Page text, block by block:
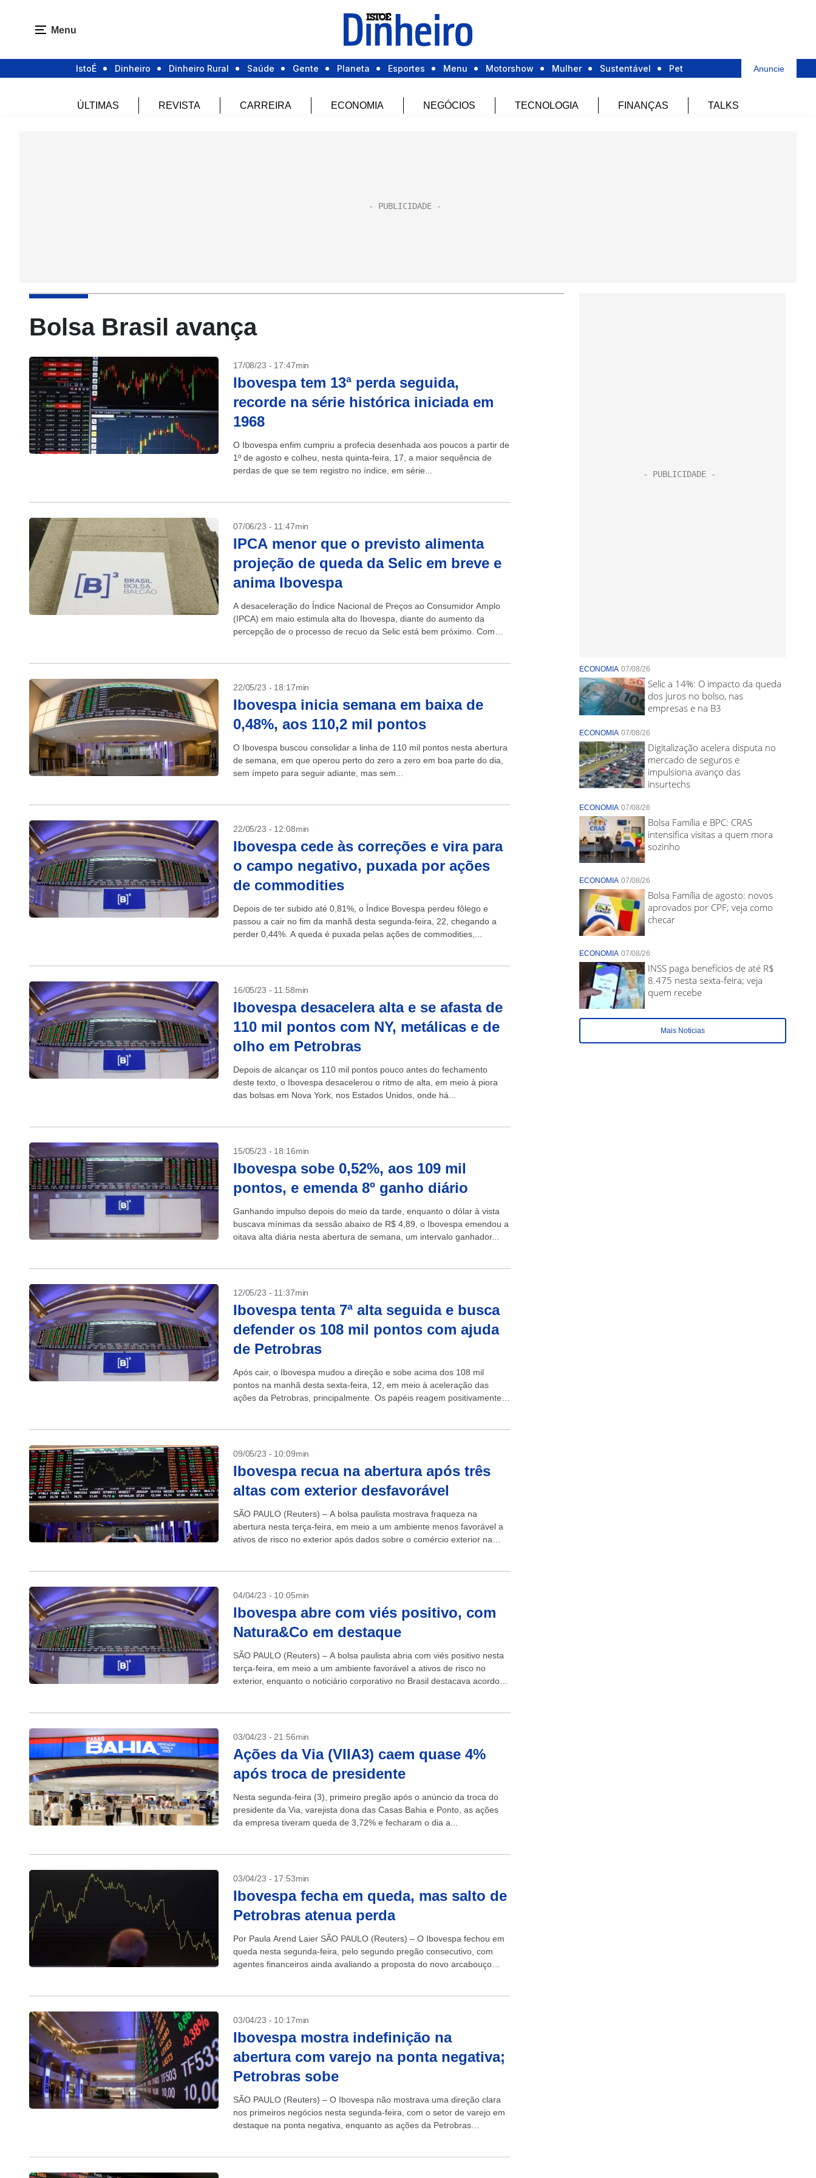
Menu
IstoÉ Dinheiro Dinheiro Rural Saúde Gente Planeta Esportes Menu Motorshow Mulher Sustentável Pet Anuncie
ÚLTIMAS REVISTA CARREIRA ECONOMIA NEGÓCIOS TECNOLOGIA FINANÇAS TALKS
Bolsa Brasil avança
17/08/23 - 17:47min
Ibovespa tem 13ª perda seguida,
recorde na série histórica iniciada em
1968
O Ibovespa enfim cumpriu a profecia desenhada aos poucos a partir de
1º de agosto e colheu, nesta quinta-feira, 17, a maior sequência de
perdas de que se tem registro no índice, em série...
07/06/23 - 11:47min
IPCA menor que o previsto alimenta
projeção de queda da Selic em breve e
anima Ibovespa
A desaceleração do Índice Nacional de Preços ao Consumidor Amplo
(IPCA) em maio estimula alta do Ibovespa, diante do aumento da
percepção de o processo de recuo da Selic está bem próximo. Com
22/05/23 - 18:17min
Ibovespa inicia semana em baixa de
0,48%, aos 110,2 mil pontos
O Ibovespa buscou consolidar a linha de 110 mil pontos nesta abertura
de semana, em que operou perto do zero a zero em boa parte do dia,
sem ímpeto para seguir adiante, mas sem...
22/05/23 - 12:08min
Ibovespa cede às correções e vira para
o campo negativo, puxada por ações
de commodities
Depois de ter subido até 0,81%, o Índice Bovespa perdeu fôlego e
passou a cair no fim da manhã desta segunda-feira, 22, chegando a
perder 0,44%. A queda é puxada pelas ações de commodities,...
16/05/23 - 11:58min
Ibovespa desacelera alta e se afasta de
110 mil pontos com NY, metálicas e de
olho em Petrobras
Depois de alcançar os 110 mil pontos pouco antes do fechamento
deste texto, o Ibovespa desacelerou o ritmo de alta, em meio à piora
das bolsas em Nova York, nos Estados Unidos, onde há...
15/05/23 - 18:16min
Ibovespa sobe 0,52%, aos 109 mil
pontos, e emenda 8º ganho diário
Ganhando impulso depois do meio da tarde, enquanto o dólar à vista
buscava mínimas da sessão abaixo de R$ 4,89, o Ibovespa emendou a
oitava alta diária nesta abertura de semana, um intervalo ganhador...
12/05/23 - 11:37min
Ibovespa tenta 7ª alta seguida e busca
defender os 108 mil pontos com ajuda
de Petrobras
Após cair, o Ibovespa mudou a direção e sobe acima dos 108 mil
pontos na manhã desta sexta-feira, 12, em meio à aceleração das
ações da Petrobras, principalmente. Os papéis reagem positivamente
09/05/23 - 10:09min
Ibovespa recua na abertura após três
altas com exterior desfavorável
SÃO PAULO (Reuters) – A bolsa paulista mostrava fraqueza na
abertura nesta terça-feira, em meio a um ambiente menos favorável a
ativos de risco no exterior após dados sobre o comércio exterior na
04/04/23 - 10:05min
Ibovespa abre com viés positivo, com
Natura&Co em destaque
SÃO PAULO (Reuters) – A bolsa paulista abria com viés positivo nesta
terça-feira, em meio a um ambiente favorável a ativos de risco no
exterior, enquanto o noticiário corporativo no Brasil destacava acordo
03/04/23 - 21:56min
Ações da Via (VIIA3) caem quase 4%
após troca de presidente
Nesta segunda-feira (3), primeiro pregão após o anúncio da troca do
presidente da Via, varejista dona das Casas Bahia e Ponto, as ações
da empresa tiveram queda de 3,72% e fecharam o dia a...
03/04/23 - 17:53min
Ibovespa fecha em queda, mas salto de
Petrobras atenua perda
Por Paula Arend Laier SÃO PAULO (Reuters) – O Ibovespa fechou em
queda nesta segunda-feira, pelo segundo pregão consecutivo, com
agentes financeiros ainda avaliando a proposta do novo arcabouço
03/04/23 - 10:17min
Ibovespa mostra indefinição na
abertura com varejo na ponta negativa;
Petrobras sobe
SÃO PAULO (Reuters) – O Ibovespa não mostrava uma direção clara
nos primeiros negócios nesta segunda-feira, com o setor de varejo em
destaque na ponta negativa, enquanto as ações da Petrobras
ECONOMIA 07/08/26
Selic a 14%: O impacto da queda
dos juros no bolso, nas
empresas e na B3
ECONOMIA 07/08/26
Digitalização acelera disputa no
mercado de seguros e
impulsiona avanço das
insurtechs
ECONOMIA 07/08/26
Bolsa Família e BPC: CRAS
intensifica visitas a quem mora
sozinho
ECONOMIA 07/08/26
Bolsa Família de agosto: novos
aprovados por CPF; veja como
checar
ECONOMIA 07/08/26
INSS paga benefícios de até R$
8.475 nesta sexta-feira; veja
quem recebe
Mais Noticias